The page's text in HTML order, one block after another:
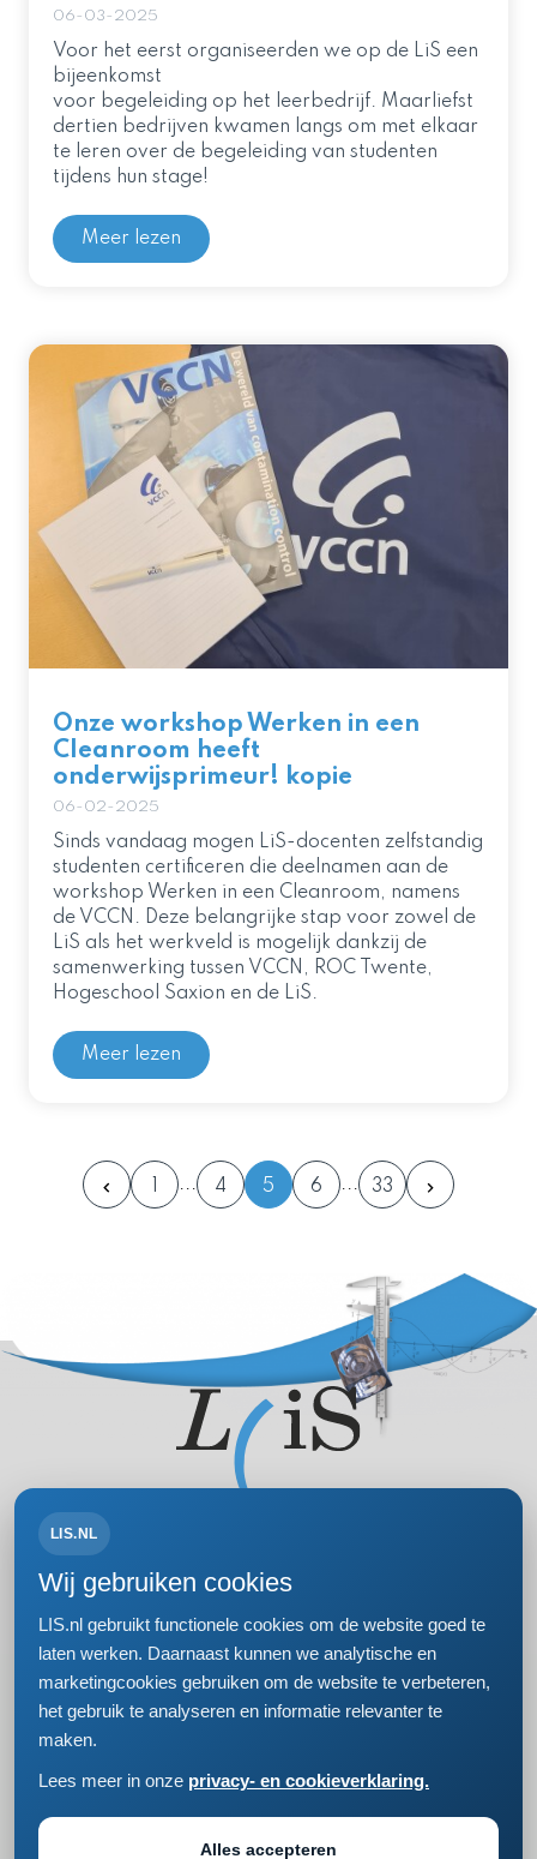
06-03-2025
Voor het eerst organiseerden we op de LiS een
bijeenkomst
voor begeleiding op het leerbedrijf. Maarliefst
dertien bedrijven kwamen langs om met elkaar
te leren over de begeleiding van studenten
tijdens hun stage!
Meer lezen
Onze workshop Werken in een
Cleanroom heeft
onderwijsprimeur! kopie
06-02-2025
Sinds vandaag mogen LiS-docenten zelfstandig
studenten certificeren die deelnamen aan de
workshop Werken in een Cleanroom, namens
de VCCN. Deze belangrijke stap voor zowel de
LiS als het werkveld is mogelijk dankzij de
samenwerking tussen VCCN, ROC Twente,
Hogeschool Saxion en de LiS.
Meer lezen
4 5 6 33
Volg ons op:
Bezoek- en postadres
Einsteinweg 61
2333 CC Leiden
+31 (0)71 5681168
Privacy- en cookieverklaring
Responsible disclosure
LIS.NL
Wij gebruiken cookies
LIS.nl gebruikt functionele cookies om de website goed te
laten werken. Daarnaast kunnen we analytische en
marketingcookies gebruiken om de website te verbeteren,
het gebruik te analyseren en informatie relevanter te
maken.
Lees meer in onze privacy- en cookieverklaring.
Alles accepteren